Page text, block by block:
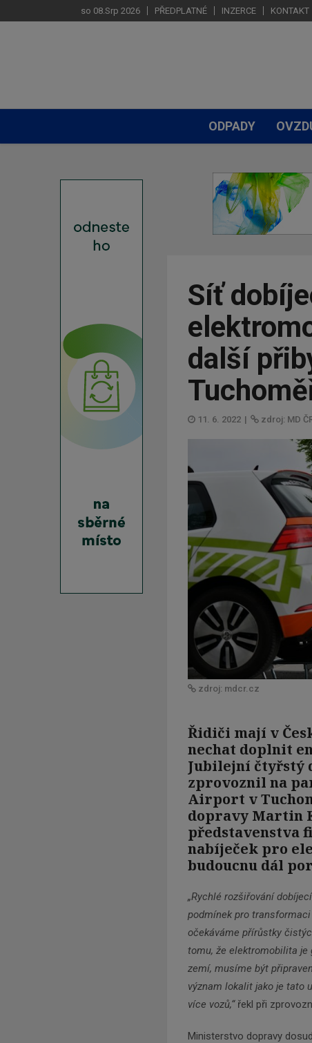
so 08.Srp 2026 PŘEDPLATNÉ INZERCE KONTAKT
ODPADY
Síť
další
11. 6. 2022 | zdroj: MD
zdroj: mdcr.cz
Řidiči mají v
nechat doplnit
Jubilejní čtyřstý
zprovoznil na
Airport v
dopravy Martin
představenstva
nabíječek pro
budoucnu dál
„Rychlé rozšiřování
podmínek pro
očekáváme přírůstky
tomu, že elektromobilita
zemí, musíme být
význam lokalit jako je tato
více vozů,“ řekl při
Ministerstvo dopravy